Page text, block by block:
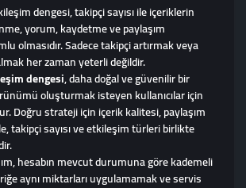
dengesi, takipçi sayısı ile içeriklerin
yorum, kaydetme ve paylaşım
olmasıdır. Sadece takipçi artırmak veya
her zaman yeterli değildir.
dengesi, daha doğal ve güvenilir bir
oluşturmak isteyen kullanıcılar için
Doğru strateji için içerik kalitesi, paylaşım
takipçi sayısı ve etkileşim türleri birlikte
hesabın mevcut durumuna göre kademeli
aynı miktarları uygulamamak ve servis